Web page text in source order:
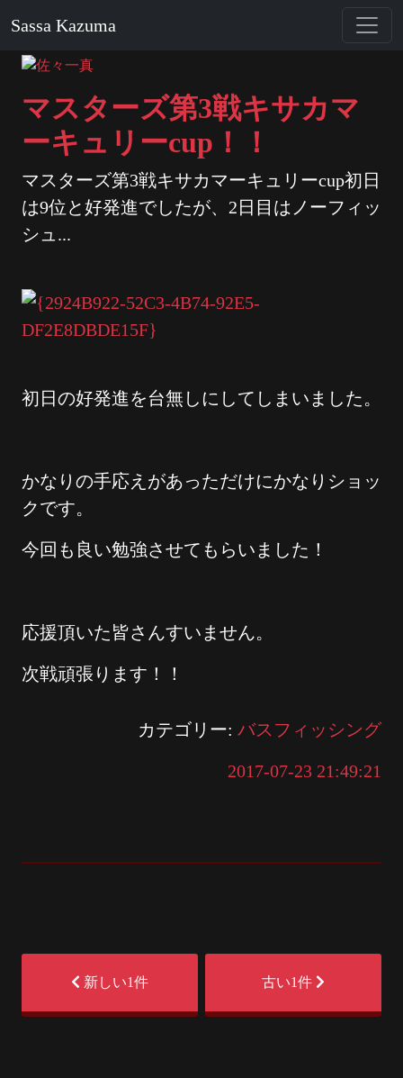
Sassa Kazuma
マスターズ第3戦キサカマ
ーキュリーcup！！
マスターズ第3戦キサカマーキュリーcup初日
は9位と好発進でしたが、2日目はノーフィッ
シュ...
初日の好発進を台無しにしてしまいました。
かなりの手応えがあっただけにかなりショッ
クです。
今回も良い勉強させてもらいました！
応援頂いた皆さんすいません。
次戦頑張ります！！
カテゴリー: バスフィッシング
2017-07-23 21:49:21
新しい1件 古い1件